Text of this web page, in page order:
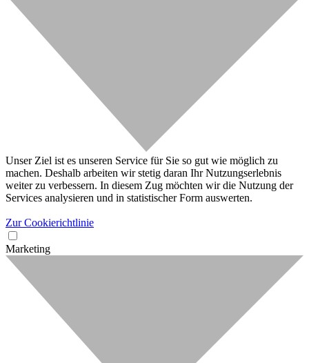
Unser Ziel ist es unseren Service für Sie so gut wie möglich zu
machen. Deshalb arbeiten wir stetig daran Ihr Nutzungserlebnis
weiter zu verbessern. In diesem Zug möchten wir die Nutzung der
Services analysieren und in statistischer Form auswerten.
Zur Cookierichtlinie
Marketing